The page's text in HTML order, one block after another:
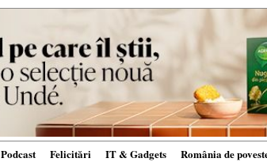
Podcast Felicitări IT & Gadgets România de